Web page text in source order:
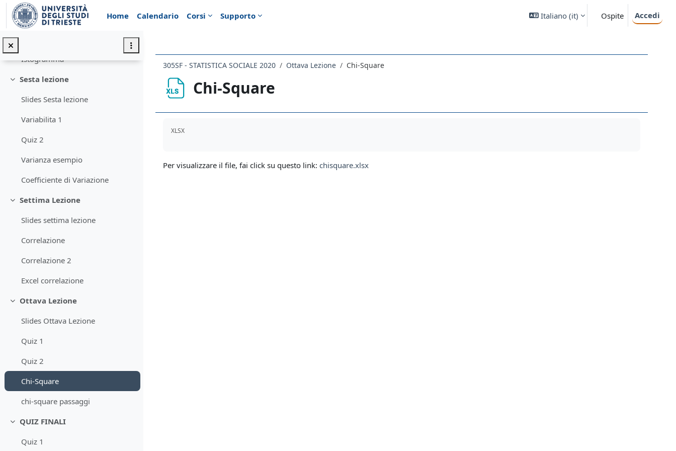
Vai al contenuto principale
Home
Calendario Corsi Supporto Italiano ‎(it)‎ Ospite Accedi
Minimizza
Quinta lezione
Istogramma
Minimizza
Sesta lezione
Slides Sesta lezione
Variabilita 1
Quiz 2
Varianza esempio
Coefficiente di Variazione
Minimizza
Settima Lezione
Slides settima lezione
Correlazione
Correlazione 2
Excel correlazione
Minimizza
Ottava Lezione
Slides Ottava Lezione
Quiz 1
Quiz 2
Chi-Square
chi-square passaggi
Minimizza
QUIZ FINALI
Quiz 1
305SF - STATISTICA SOCIALE 2020 Ottava Lezione Chi-Square
Chi-Square
XLSX
Per visualizzare il file, fai click su questo link: chisquare.xlsx